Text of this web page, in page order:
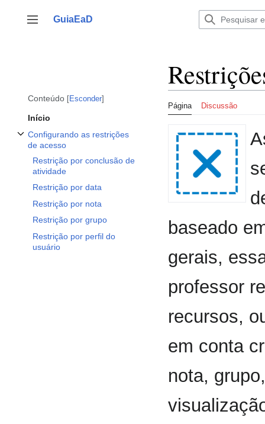
para
Alternar barra lateral
GuiaEaD
Conteúdo Esconder
Início
Configurando as restrições
de acesso
Alternar subseção Configurando as restrições de acesso
Restrição por conclusão de
atividade
Restrição por data
Restrição por nota
Restrição por grupo
Restrição por perfil do
usuário
Página Discussão
baseado
gerais,
professor
recursos,
em conta
nota,